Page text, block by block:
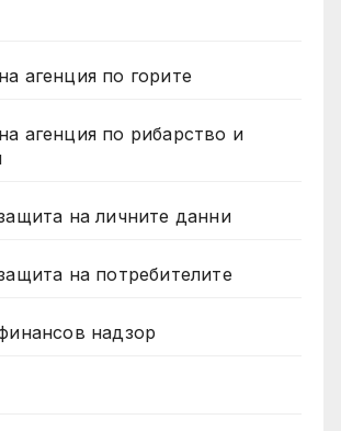
агенция по горите
агенция по рибарство и
на личните данни
на потребителите
надзор